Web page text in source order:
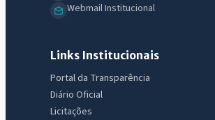
Webmail Institucional
Links Institucionais
Portal da Transparência
Diário Oficial
Licitações